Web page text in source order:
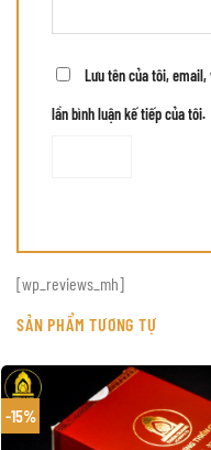
Lưu tên của tôi,
lần bình luận kế tiếp của tôi.
[wp_reviews_mh]
SẢN PHẨM TƯƠNG TỰ
-15%